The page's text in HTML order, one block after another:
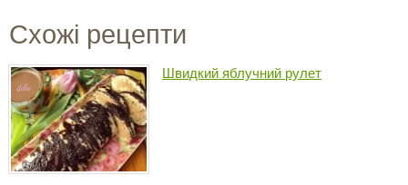
Схожі рецепти
Швидкий яблучний рулет